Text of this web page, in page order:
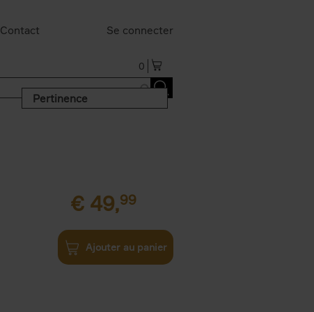
Contact Se connecter
0
Pertinence
€ 49,99
Ajouter au panier